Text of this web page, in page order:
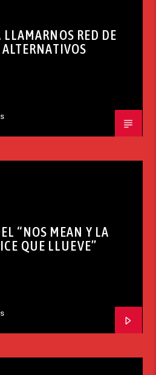
LLAMARNOS RED DE
“NOS MEAN Y LA
QUE LLUEVE”